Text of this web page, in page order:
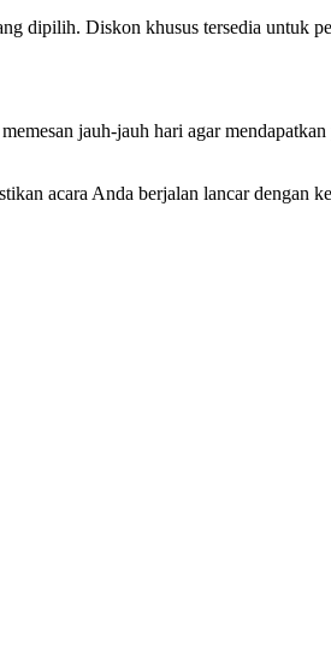
dipilih. Diskon khusus tersedia untuk
jauh-jauh hari agar
acara Anda berjalan lancar dengan